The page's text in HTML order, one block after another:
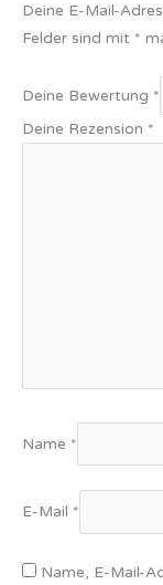
Deine E-Mail-
Felder sind mit *
Deine Bewertung *
Deine Rezension *
Name *
E-Mail *
Name, E-Mail-